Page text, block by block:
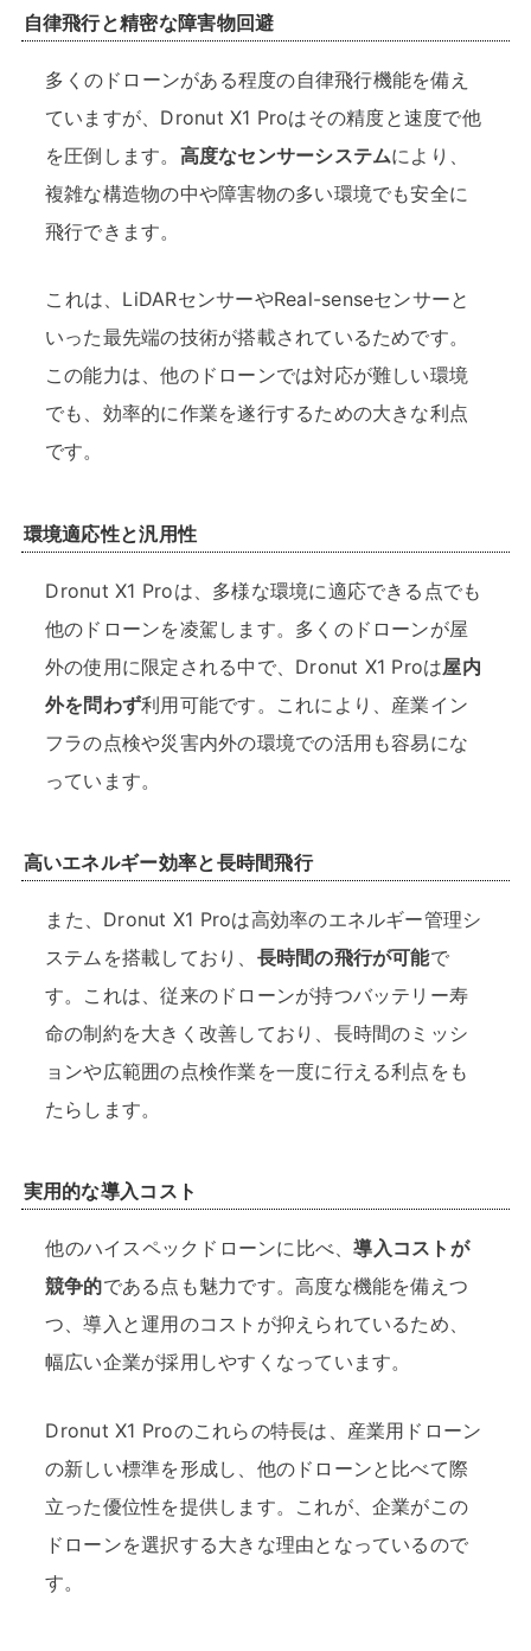
自律飛行と精密な障害物回避
多くのドローンがある程度の自律飛行機能を備え
ていますが、Dronut X1 Proはその精度と速度で他
を圧倒します。 高度なセンサーシステムにより、
複雑な構造物の中や障害物の多い環境でも安全に
飛行できます。
これは、LiDARセンサーやReal-senseセンサーと
いった最先端の技術が搭載されているためです。
この能力は、他のドローンでは対応が難しい環境
でも、効率的に作業を遂行するための大きな利点
です。
環境適応性と汎用性
Dronut X1 Proは、多様な環境に適応できる点でも
他のドローンを凌駕します。多くのドローンが屋
外の使用に限定される中で、Dronut X1 Proは屋内
外を問わず利用可能です。これにより、産業イン
フラの点検や災害内外の環境での活用も容易にな
っています。
高いエネルギー効率と長時間飛行
また、Dronut X1 Proは高効率のエネルギー管理シ
ステムを搭載しており、 長時間の飛行が可能で
す。これは、従来のドローンが持つバッテリー寿
命の制約を大きく改善しており、長時間のミッシ
ョンや広範囲の点検作業を一度に行える利点をも
たらします。
実用的な導入コスト
他のハイスペックドローンに比べ、導入コストが
競争的である点も魅力です。高度な機能を備えつ
つ、導入と運用のコストが抑えられているため、
幅広い企業が採用しやすくなっています。
Dronut X1 Proのこれらの特長は、産業用ドローン
の新しい標準を形成し、他のドローンと比べて際
立った優位性を提供します。これが、企業がこの
ドローンを選択する大きな理由となっているので
す。